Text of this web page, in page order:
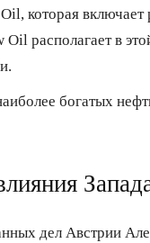
которая
располагает в
богатых
дел Австрии